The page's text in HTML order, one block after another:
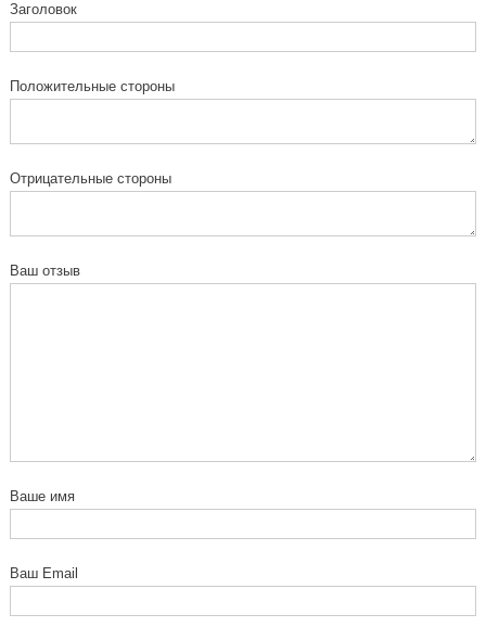
Заголовок
Положительные стороны
Отрицательные стороны
Ваш отзыв
Ваше имя
Ваш Email